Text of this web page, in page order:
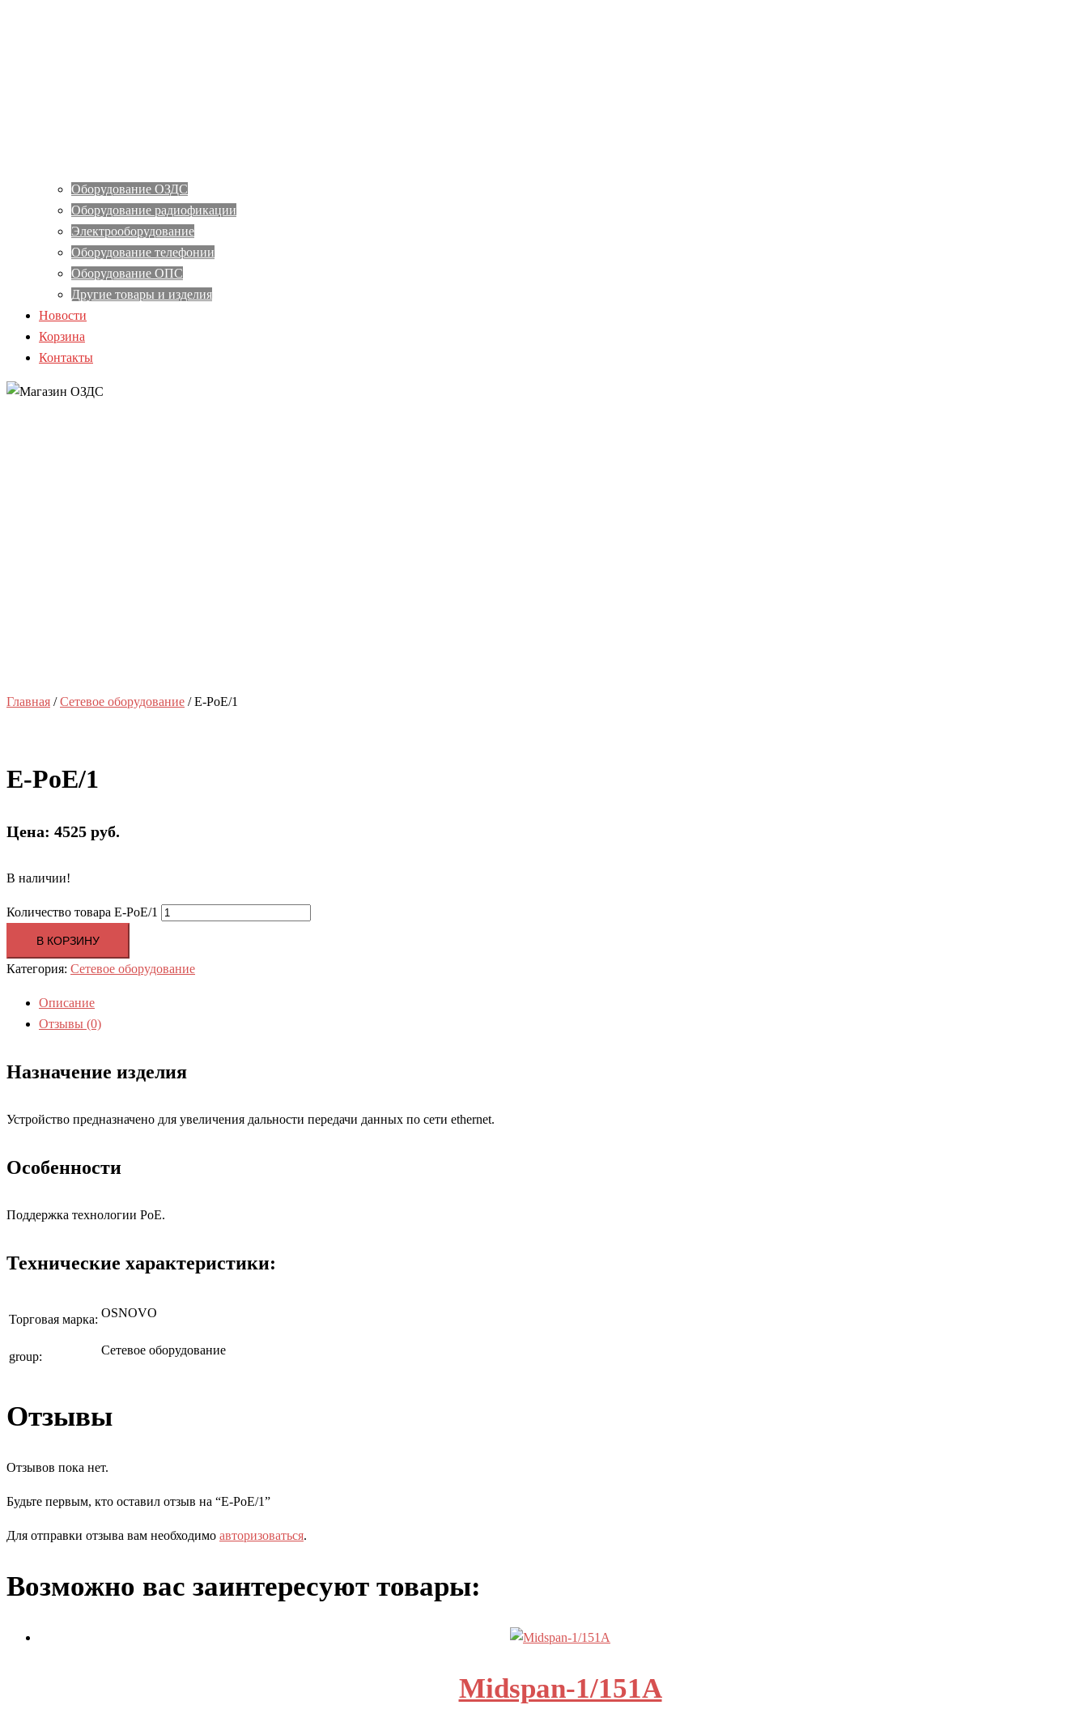
Оборудование ОЗДС
Оборудование радиофикации
Электрооборудование
Оборудование телефонии
Оборудование ОПС
Другие товары и изделия
Новости
Корзина
Контакты
Главная /Сетевое оборудование / E-PoE/1
E-PoE/1
Цена: 4525 руб.
В наличии!
Количество товара E-PoE/1
В КОРЗИНУ
Категория: Сетевое оборудование
Описание
Отзывы (0)
Назначение изделия
Устройство предназначено для увеличения дальности передачи данных по сети ethernet.
Особенности
Поддержка технологии РоЕ.
Технические характеристики:
Торговая марка: OSNOVO
group: Сетевое оборудование
Отзывы
Отзывов пока нет.
Будьте первым, кто оставил отзыв на “E-PoE/1”
Для отправки отзыва вам необходимо авторизоваться.
Возможно вас заинтересуют товары:
Midspan-1/151A